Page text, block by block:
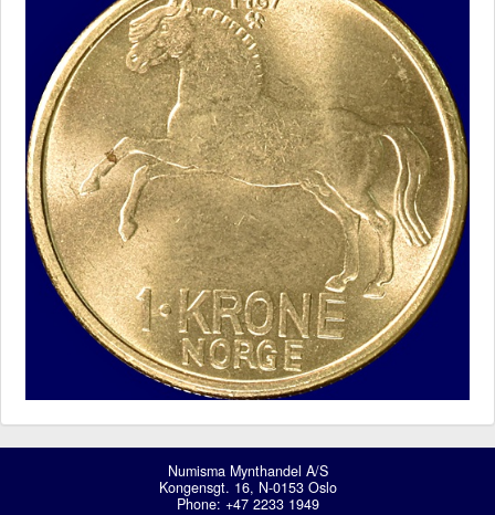
Numisma Mynthandel A/S
Kongensgt. 16, N-0153 Oslo
Phone: +47 2233 1949